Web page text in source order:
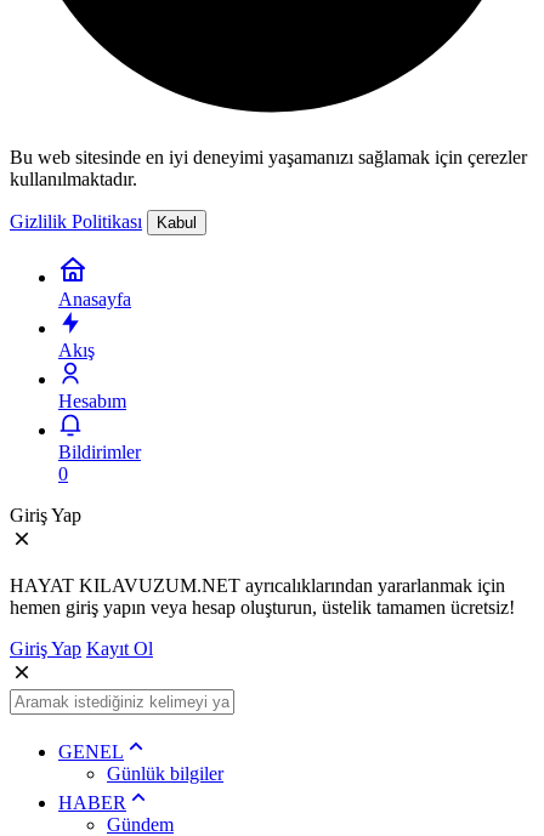
Bu web sitesinde en iyi deneyimi yaşamanızı sağlamak için çerezler
kullanılmaktadır.
Gizlilik Politikası Kabul
Anasayfa
Akış
Hesabım
Bildirimler
0
Giriş Yap
HAYAT KILAVUZUM.NET ayrıcalıklarından yararlanmak için
hemen giriş yapın veya hesap oluşturun, üstelik tamamen ücretsiz!
Giriş Yap Kayıt Ol
GENEL
Günlük bilgiler
HABER
Gündem